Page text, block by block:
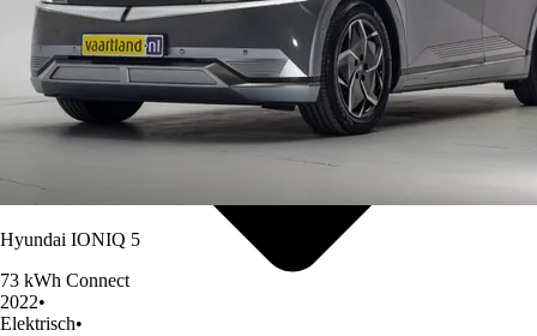
Hyundai IONIQ 5
73 kWh Connect
2022•
Elektrisch•